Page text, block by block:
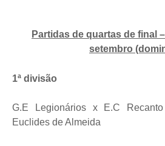
Partidas de quartas de final
setembro
1ª divisão
G.E Legionários x E.C
Euclides de Almeida